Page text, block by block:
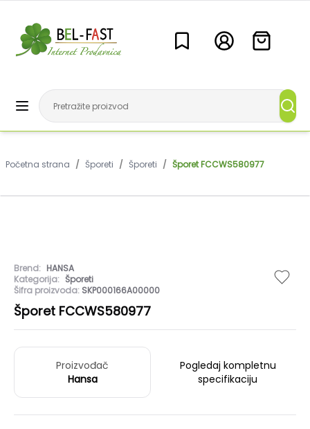
Početna strana / Šporeti / Šporeti / Šporet FCCWS580977
Brend: HANSA
Kategorija: Šporeti
Šifra proizvoda: SKP000166A00000
Šporet FCCWS580977
Proizvođač
Hansa
Pogledaj kompletnu
specifikaciju